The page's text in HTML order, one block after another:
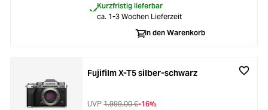
Kurzfristig lieferbar
ca. 1-3 Wochen Lieferzeit
In den Warenkorb
Fujifilm X-T5 silber-schwarz
UVP 1.999,00 €-16%